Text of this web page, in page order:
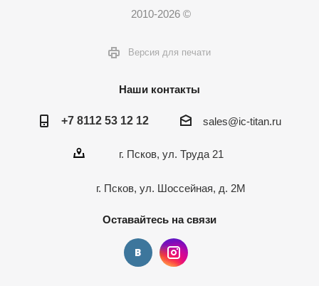
2010-2026 ©
Версия для печати
Наши контакты
+7 8112 53 12 12 sales@ic-titan.ru
г. Псков, ул. Труда 21
г. Псков, ул. Шоссейная, д. 2М
Оставайтесь на связи